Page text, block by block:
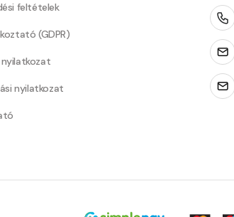
feltételek
(GDPR)
nyilatkozat